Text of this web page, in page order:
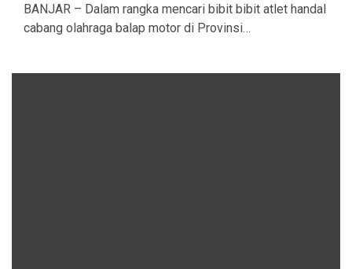
BANJAR – Dalam rangka mencari bibit bibit atlet handal
cabang olahraga balap motor di Provinsi…